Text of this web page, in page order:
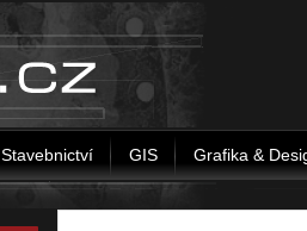
Stavebnictví GIS Grafika &